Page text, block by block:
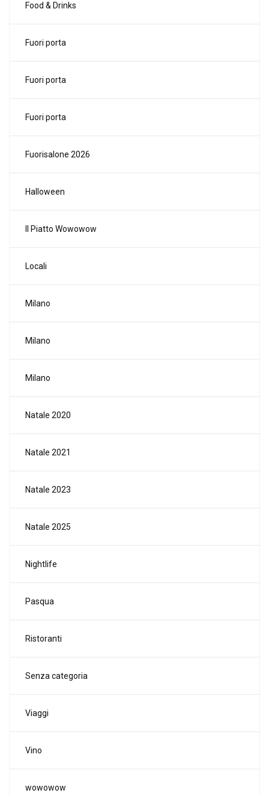
Food & Drinks
Fuori porta
Fuori porta
Fuori porta
Fuorisalone 2026
Halloween
Il Piatto Wowowow
Locali
Milano
Milano
Milano
Natale 2020
Natale 2021
Natale 2023
Natale 2025
Nightlife
Pasqua
Ristoranti
Senza categoria
Viaggi
Vino
wowowow